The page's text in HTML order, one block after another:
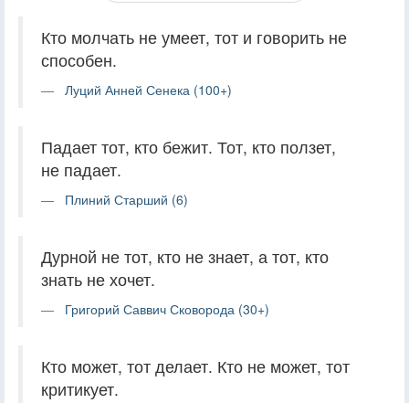
Кто молчать не умеет, тот и говорить не
способен.
Луций Анней Сенека (100+)
Падает тот, кто бежит. Тот, кто ползет,
не падает.
Плиний Старший (6)
Дурной не тот, кто не знает, а тот, кто
знать не хочет.
Григорий Саввич Сковорода (30+)
Кто может, тот делает. Кто не может, тот
критикует.